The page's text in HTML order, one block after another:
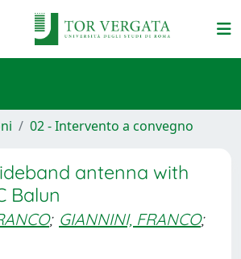
02 - Intervento a convegno
antenna with
Balun
; GIANNINI, FRANCO;